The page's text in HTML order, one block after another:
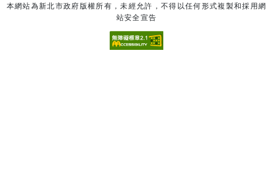
本網站為新北市政府版權所有，未經允許，不得以任何形式複製和採用網
站安全宣告